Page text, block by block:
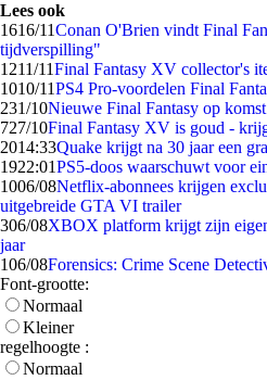
Lees ook
1616/11Conan O'Brien vindt Final
tijdverspilling"
1211/11Final Fantasy XV collector's
1010/11PS4 Pro-voordelen Final
231/10Nieuwe Final Fantasy op
727/10Final Fantasy XV is goud -
2014:33Quake krijgt na 30 jaar een
1922:01PS5-doos waarschuwt voor
1006/08Netflix-abonnees krijgen
uitgebreide GTA VI trailer
306/08XBOX platform krijgt zijn
jaar
106/08Forensics: Crime Scene
Font-grootte:
Normaal
Kleiner
regelhoogte :
Normaal